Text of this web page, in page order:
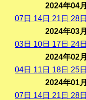
2024年04月
07日 14日 21 日 28日
2024年03月
03日 10日 17日 24日
2024年02月
04日 11 日 18日 25日
2024年01月
07日 14日 21 日 28日